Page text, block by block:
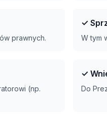
prawnych.
✓
W tym
(np.
✓
Do